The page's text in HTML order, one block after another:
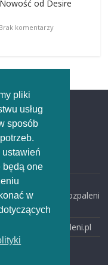
pliki
usług
sposób
ustawień
będą one
w
od Desire
Brak komentarzy
Redakcja
Redakcja
rozpaleni.pl
redakcja@rozpaleni
.pl
www: rozpaleni.pl